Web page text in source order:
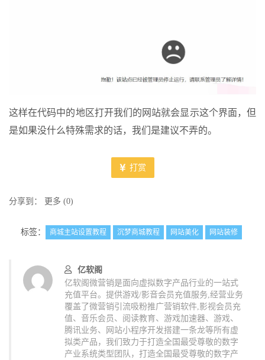
这样在代码中的地区打开我们的网站就会显示这个界面，但
是如果没什么特殊需求的话，我们是建议不弄的。
打赏
分享到： 更多 (0)
标签： 商城主站设置教程 沉梦商城教程 网站美化 网站装修
亿软阁
亿软阁微营销是面向虚拟数字产品行业的一站式
充值平台。提供游戏/影音会员充值服务,经营业务
覆盖了微营销引流吸粉推广营销软件,影视会员充
值、音乐会员、阅读教育、游戏加速器、游戏、
腾讯业务、网站小程序开发搭建一条龙等所有虚
拟类产品，我们致力于打造全国最受尊敬的数字
产业系统类型团队，打造全国最受尊敬的数字产